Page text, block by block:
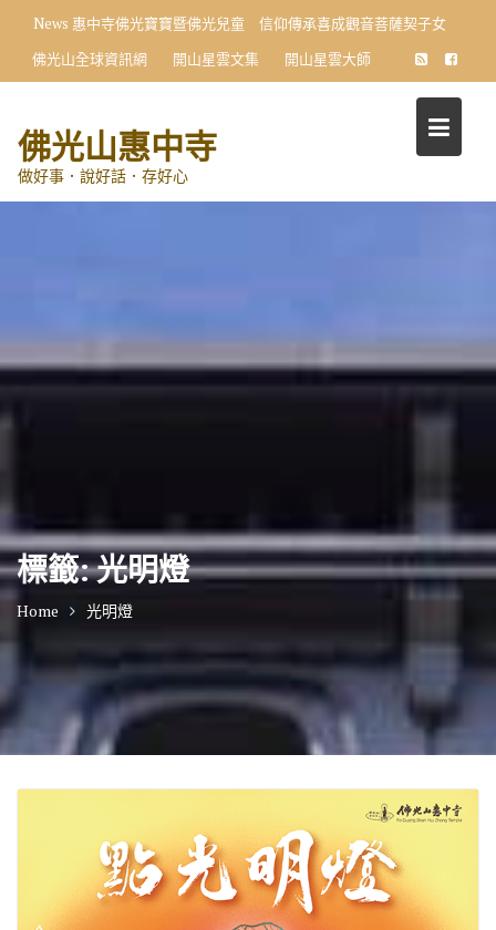
content
News 惠中寺佛光寶寶暨佛光兒童 信仰傳承喜成觀音菩薩契子女
佛光山全球資訊網
開山星雲文集 開山星雲大師
佛光山惠中寺
做好事．說好話．存好心
標籤:光明燈
Home 光明燈